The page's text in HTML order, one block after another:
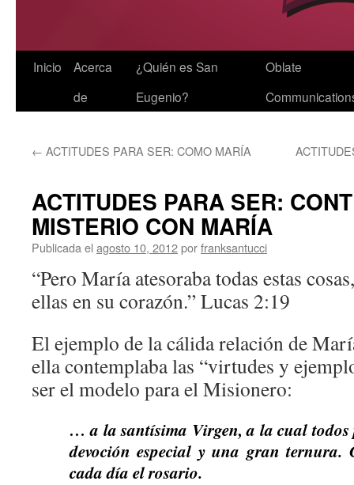
Saltar
Inicio
Acerca
de
¿Quién es San
Eugenio?
Oblate
← ACTITUDES PARA SER: COMO MARÍA
ACTITUDES PARA SER:
MISTERIO CON MARÍA
Publicada el agosto 10, 2012porfranksantucci
“Pero María atesoraba todas estas
ellas en su corazón.” Lucas 2:19
El ejemplo de la cálida relación de
ella contemplaba las “virtudes y
ser el modelo para el Misionero:
… a la santísima Virgen, a la cual todos
devoción especial y una gran ternura.
cada día el rosario.